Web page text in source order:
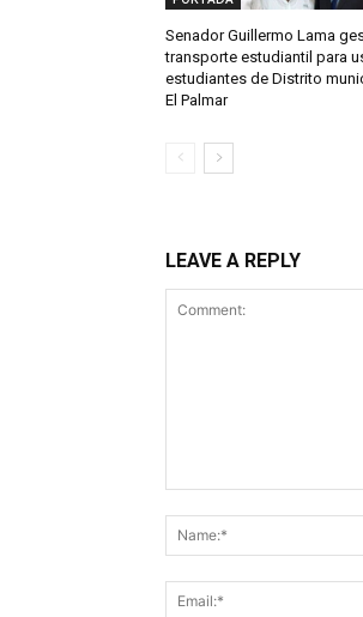
Senador Guillermo Lama
transporte estudiantil para
estudiantes de Distrito
El Palmar
LEAVE A REPLY